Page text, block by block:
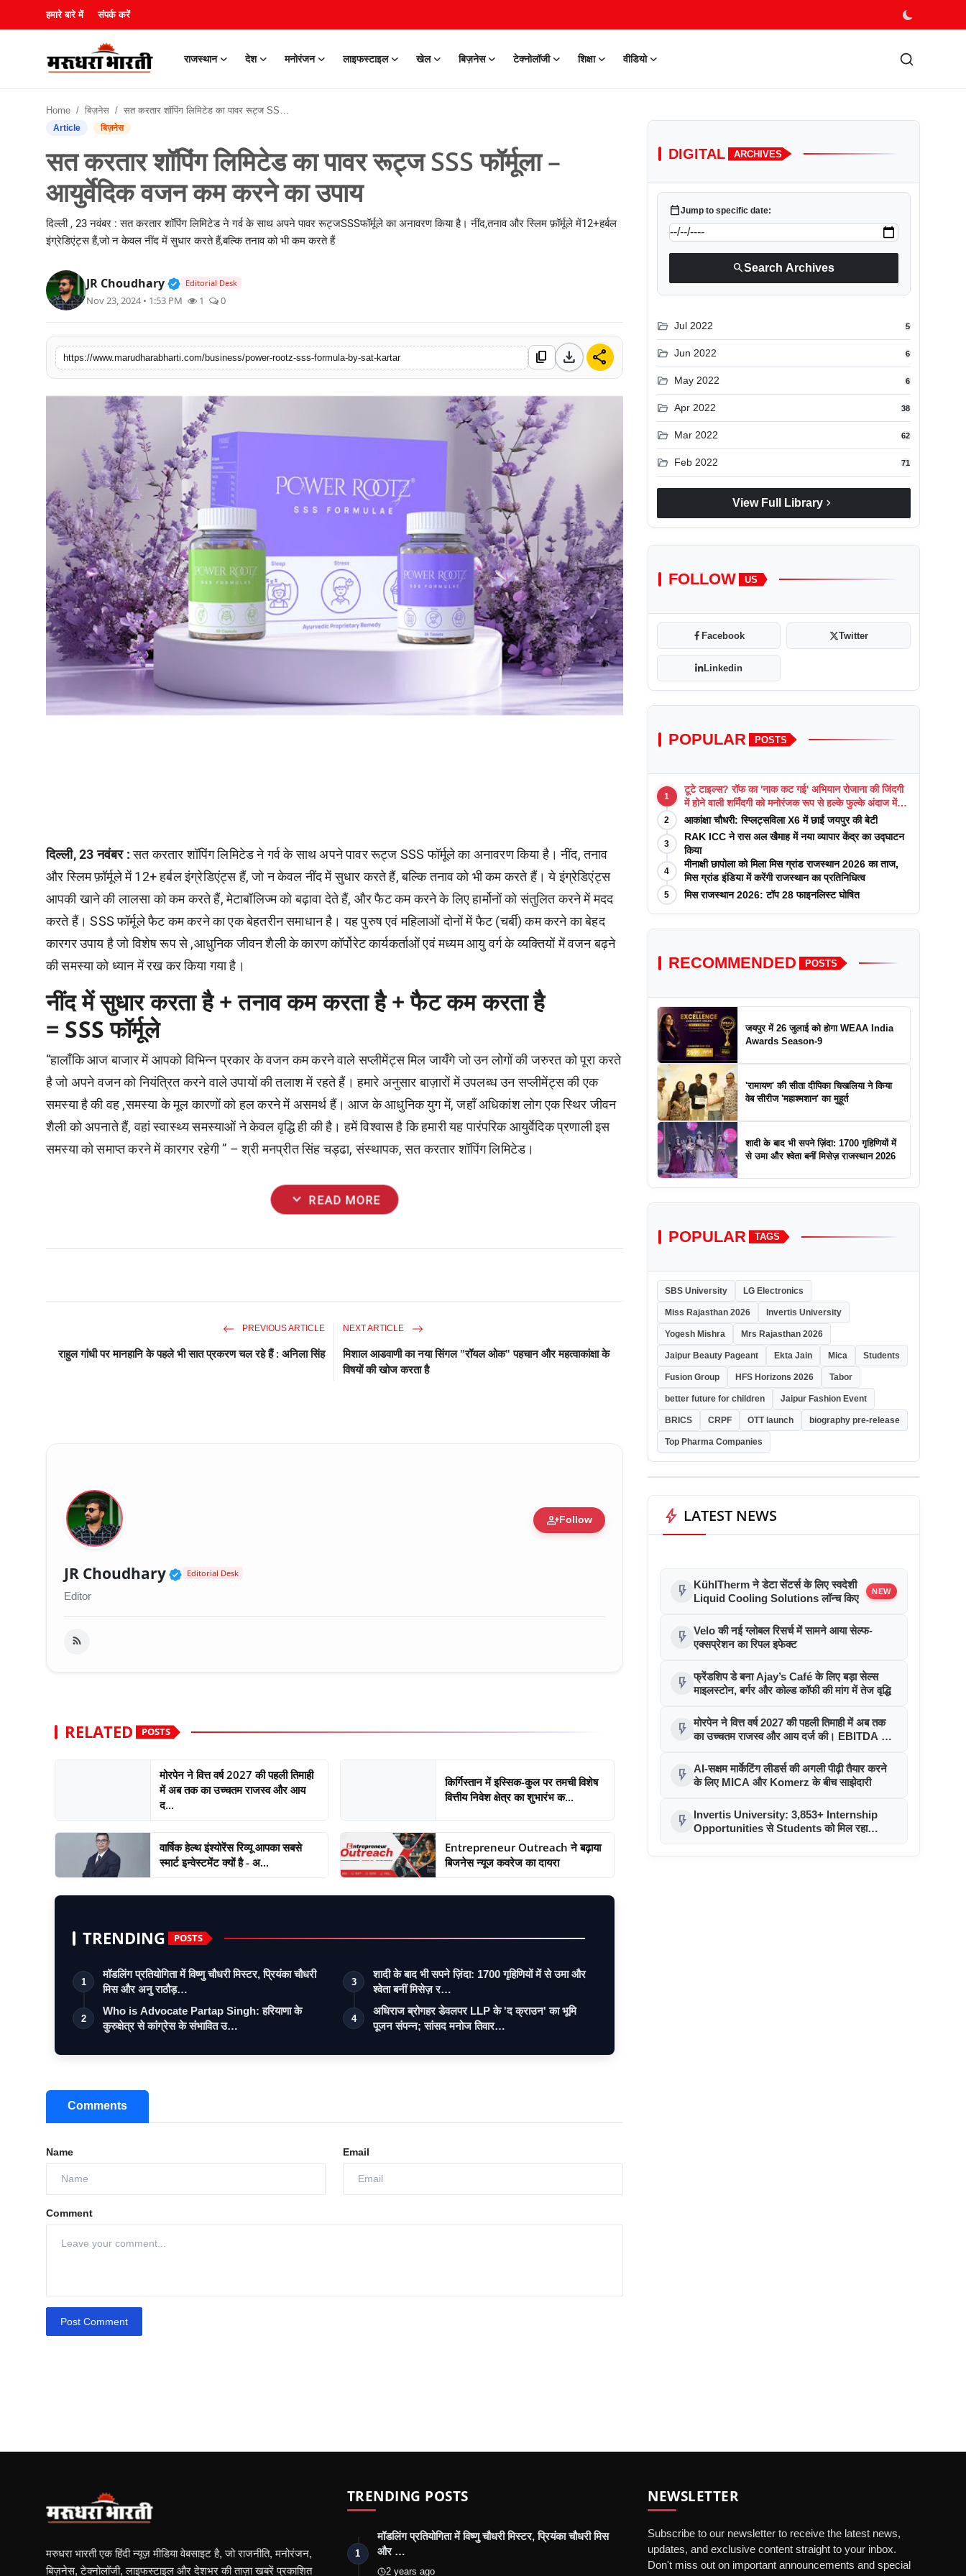
हमारे बारे में संपर्क करें
राजस्थान देश मनोरंजन लाइफस्टाइल खेल बिज़नेस टेक्नोलॉजी शिक्षा वीडियो
राजस्थान
लाइफस्टाइल
टेक्नोलॉजी
Home बिज़नेस सत करतार शॉपिंग लिमिटेड का पावर रूट्ज SSS फॉर्मूला – आयुर्वेदिक वजन कम करने का उपाय
Article बिज़नेस
सत करतार शॉपिंग लिमिटेड का पावर रूट्ज SSS फॉर्मूला –
आयुर्वेदिक वजन कम करने का उपाय
दिल्ली , 23 नवंबर : सत करतार शॉपिंग लिमिटेड ने गर्व के साथ अपने पावर रूट्जSSSफॉर्मूले का अनावरण किया है। नींद,तनाव और स्लिम फ़ॉर्मूले में12+हर्बल
इंग्रेडिएंट्स हैं,जो न केवल नींद में सुधार करते हैं,बल्कि तनाव को भी कम करते हैं
JR Choudhary Verified Public Figure • 30 Mar, 2026
Editorial Desk
Nov 23, 2024 • 1:53 PM 1 0
https://www.marudharabharti.com/business/power-rootz-sss-formula-by-sat-kartar content_copy download share
दिल्ली, 23नवंबर :सत करतार शॉपिंग लिमिटेड ने गर्व के साथ अपने पावर रूट्ज SSS फॉर्मूले का अनावरण किया है। नींद, तनाव
और स्लिम फ़ॉर्मूले में 12+ हर्बल इंग्रेडिएंट्स हैं, जो न केवल नींद में सुधार करते हैं, बल्कि तनाव को भी कम करते हैं। ये इंग्रेडिएंट्स
आपकी खाने की लालसा को कम करते हैं, मेटाबॉलिज्म को बढ़ावा देते हैं, और फैट कम करने के लिए हार्मोनों को संतुलित करने में मदद
करते हैं। SSS फॉर्मूले फैट कम करने का एक बेहतरीन समाधान है। यह पुरुष एवं महिलाओं दोनों में फैट (चर्बी) कम करने का बेहद
कारगर उपाय है जो विशेष रूप से ,आधुनिक जीवन शैली के कारण कॉर्पोरेट कार्यकर्ताओं एवं मध्यम आयु वर्ग के व्यक्तियों में वजन बढ़ने
की समस्या को ध्यान में रख कर किया गया है।
नींद में सुधार करता है + तनाव कम करता है + फैट कम करता है
= SSSफॉर्मूले
“हालाँकि आज बाजार में आपको विभिन्न प्रकार के वजन कम करने वाले सप्लीमेंट्स मिल जायँगे जो उन लोगों की जरुरत को पूरा करते
है जो अपने वजन को नियंत्रित करने वाले उपायों की तलाश में रहते हैं। हमारे अनुसार बाज़ारों में उपलब्ध उन सप्लीमेंट्स की एक
समस्या है की वह ,समस्या के मूल कारणों को हल करने में असमर्थ हैं। आज के आधुनिक युग में, जहाँ अधिकांश लोग एक स्थिर जीवन
शैली को अपनाते हैं, वहां स्वास्थ्य समस्याओं ने केवल वृद्धि ही की है। हमें विश्वास है कि हमारी यह पारंपरिक आयुर्वेदिक प्रणाली इस
समस्या को समाप्त करने में कारगर रहेगी ” – श्री मनप्रीत सिंह चड्ढा, संस्थापक, सत करतार शॉपिंग लिमिटेड।
expand_more READ MORE
PREVIOUS ARTICLE
राहुल गांधी पर मानहानि के पहले भी सात प्रकरण चल रहे हैं : अनिला सिंह
NEXT ARTICLE
मिशाल आडवाणी का नया सिंगल "रॉयल ओक" पहचान और महत्वाकांक्षा के
विषयों की खोज करता है
person_addFollow
JR Choudhary Verified Public Figure • 30 Mar, 2026
Editorial Desk
Editor
RELATED POSTS
मोरपेन ने वित्त वर्ष 2027 की पहली तिमाही
में अब तक का उच्चतम राजस्व और आय
द...
किर्गिस्तान में इस्सिक-कुल पर तमची विशेष
वित्तीय निवेश क्षेत्र का शुभारंभ क...
वार्षिक हेल्थ इंश्योरेंस रिव्यू आपका सबसे
स्मार्ट इन्वेस्टमेंट क्यों है - अ...
Entrepreneur Outreach ने बढ़ाया
बिजनेस न्यूज कवरेज का दायरा
TRENDING POSTS
1
मॉडलिंग प्रतियोगिता में विष्णु चौधरी मिस्टर, प्रियंका चौधरी
मिस और अनु राठौड़…
2
Who is Advocate Partap Singh: हरियाणा के
कुरुक्षेत्र से कांग्रेस के संभावित उ…
3
शादी के बाद भी सपने ज़िंदा: 1700 गृहिणियों में से उमा और
श्वेता बनीं मिसेज़ र…
4
अधिराज ब्रोगहर डेवलपर LLP के 'द क्राउन' का भूमि
पूजन संपन्न; सांसद मनोज तिवार…
Comments
Name Email
Comment
Post Comment
DIGITAL ARCHIVES
calendar_todayJump to specific date:
searchSearch Archives
folder_open Jul 2022 5
folder_open Jun 2022 6
folder_open May 2022 6
folder_open Apr 2022 38
folder_open Mar 2022 62
folder_open Feb 2022 71
View Full Library chevron_right
FOLLOW US
Facebook Twitter
Linkedin
POPULAR POSTS
1
टूटे टाइल्स? रॉफ का 'नाक कट गई' अभियान रोजाना की जिंदगी
में होने वाली शर्मिंदगी को मनोरंजक रूप से हल्के फुल्के अंदाज में
याद कराता है
2 आकांक्षा चौधरी: स्प्लिट्सविला X6 में छाईं जयपुर की बेटी
3
RAK ICC ने रास अल खैमाह में नया व्यापार केंद्र का उद्घाटन
किया
4
मीनाक्षी छापोला को मिला मिस ग्रांड राजस्थान 2026 का ताज,
मिस ग्रांड इंडिया में करेंगी राजस्थान का प्रतिनिधित्व
5 मिस राजस्थान 2026: टॉप 28 फाइनलिस्ट घोषित
RECOMMENDED POSTS
जयपुर में 26 जुलाई को होगा WEAA India
Awards Season-9
'रामायण' की सीता दीपिका चिखलिया ने किया
वेब सीरीज 'महाश्मशान' का मुहूर्त
शादी के बाद भी सपने ज़िंदा: 1700 गृहिणियों में
से उमा और श्वेता बनीं मिसेज़ राजस्थान 2026
POPULAR TAGS
SBS University LG Electronics
Miss Rajasthan 2026 Invertis University
Yogesh Mishra Mrs Rajasthan 2026
Jaipur Beauty Pageant Ekta Jain Mica Students
Fusion Group HFS Horizons 2026 Tabor
better future for children Jaipur Fashion Event
BRICS CRPF OTT launch biography pre-release
Top Pharma Companies
bolt LATEST NEWS
flash_on
KühlTherm ने डेटा सेंटर्स के लिए स्वदेशी
Liquid Cooling Solutions लॉन्च किए
NEW
flash_on Velo की नई ग्लोबल रिसर्च में सामने आया सेल्फ-
एक्सप्रेशन का रिपल इफेक्ट
flash_on फ्रेंडशिप डे बना Ajay’s Café के लिए बड़ा सेल्स
माइलस्टोन, बर्गर और कोल्ड कॉफी की मांग में तेज वृद्धि
flash_on मोरपेन ने वित्त वर्ष 2027 की पहली तिमाही में अब तक
का उच्चतम राजस्व और आय दर्ज की। EBITDA में
कार्यक्रम ने पुरंतया व्यावसायीक चरण में प्रवेश किया
flash_on AI-सक्षम मार्केटिंग लीडर्स की अगली पीढ़ी तैयार करने
के लिए MICA और Komerz के बीच साझेदारी
flash_on
Invertis University: 3,853+ Internship
Opportunities से Students को मिल रहा
मरुधरा भारती एक हिंदी न्यूज़ मीडिया वेबसाइट है, जो राजनीति, मनोरंजन,
बिज़नेस, टेक्नोलॉजी, लाइफस्टाइल और देशभर की ताज़ा खबरें प्रकाशित
TRENDING POSTS
1
मॉडलिंग प्रतियोगिता में विष्णु चौधरी मिस्टर, प्रियंका चौधरी मिस
और …
2 years ago
NEWSLETTER
Subscribe to our newsletter to receive the latest news,
updates, and exclusive content straight to your inbox.
Don't miss out on important announcements and special